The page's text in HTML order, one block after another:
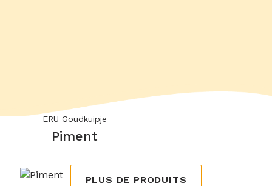
ERU Goudkuipje
Piment
PLUS DE PRODUITS